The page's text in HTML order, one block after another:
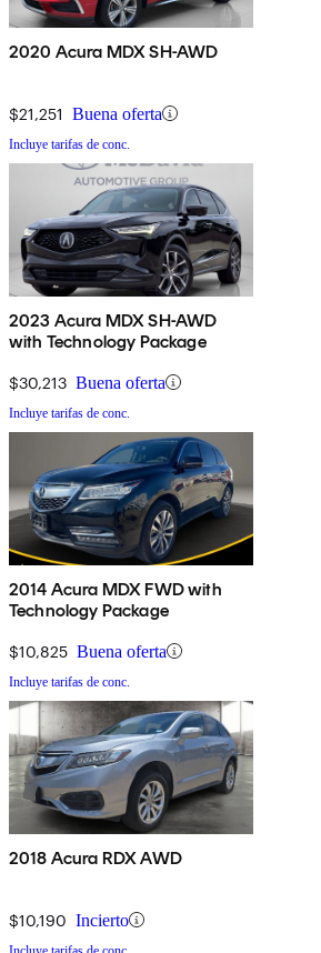
2020 Acura MDX SH-AWD
$21,251 Buena oferta
Incluye tarifas de conc.
2023 Acura MDX SH-AWD
with Technology Package
$30,213 Buena oferta
Incluye tarifas de conc.
2014 Acura MDX FWD with
Technology Package
$10,825 Buena oferta
Incluye tarifas de conc.
2018 Acura RDX AWD
$10,190 Incierto